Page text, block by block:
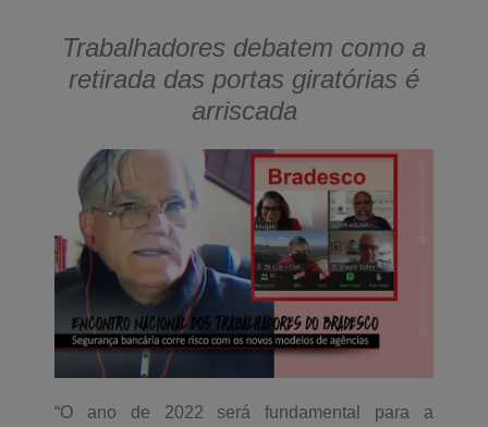
Trabalhadores debatem como a
retirada das portas giratórias é
arriscada
“O ano de 2022 será fundamental para a